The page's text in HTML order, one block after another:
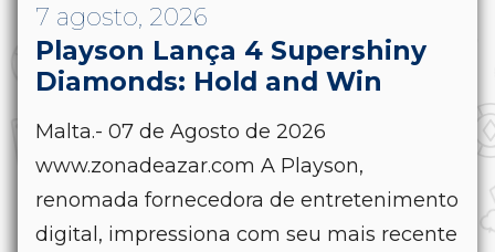
7 agosto, 2026
Playson Lança 4 Supershiny
Diamonds: Hold and Win
Malta.- 07 de Agosto de 2026
www.zonadeazar.com A Playson,
renomada fornecedora de entretenimento
digital, impressiona com seu mais recente